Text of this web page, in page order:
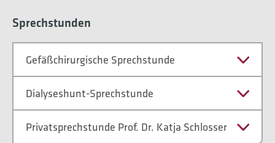
Sprechstunden
Gefäßchirurgische Sprechstunde
Dialyseshunt-Sprechstunde
Privatsprechstunde Prof. Dr. Katja Schlosser